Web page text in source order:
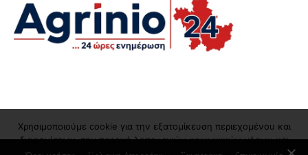
Χρησιμοποιούμε cookie για την εξατομίκευση περιεχομένου και
διαφημίσεων, την παροχή λειτουργιών κοινωνικών μέσων και